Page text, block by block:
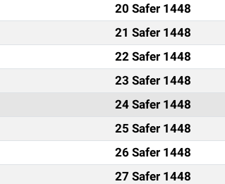
20 Safer 1448
21 Safer 1448
22 Safer 1448
23 Safer 1448
24 Safer 1448
25 Safer 1448
26 Safer 1448
27 Safer 1448